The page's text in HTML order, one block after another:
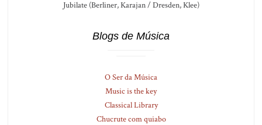
Jubilate (Berliner, Karajan / Dresden, Klee)
Blogs de Música
O Ser da Música
Music is the key
Classical Library
Chucrute com quiabo